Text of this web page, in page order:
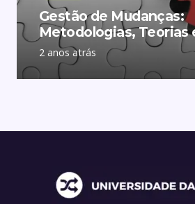
Gestão de Mudanças:
Metodologias, Teorias
2 anos atrás